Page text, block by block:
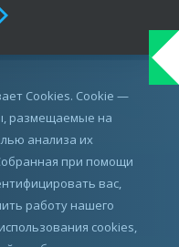
С ВРАЧОМ
Cookies. Cookie —
размещаемые на
анализа их
при помощи
вас,
работу нашего
cookies,